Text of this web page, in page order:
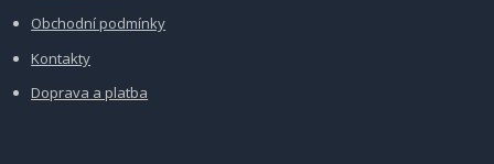
Obchodní podmínky
Kontakty
Doprava a platba